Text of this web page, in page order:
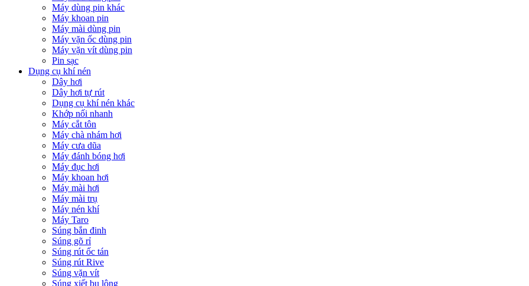
Máy dùng pin khác
Máy khoan pin
Máy mài dùng pin
Máy vặn ốc dùng pin
Máy vặn vít dùng pin
Pin sạc
Dụng cụ khí nén
Dây hơi
Dây hơi tự rút
Dụng cụ khí nén khác
Khớp nối nhanh
Máy cắt tôn
Máy chà nhám hơi
Máy cưa dũa
Máy đánh bóng hơi
Máy đục hơi
Máy khoan hơi
Máy mài hơi
Máy mài trụ
Máy nén khí
Máy Taro
Súng bắn đinh
Súng gõ rỉ
Súng rút ốc tán
Súng rút Rive
Súng vặn vít
Súng xiết bu lông